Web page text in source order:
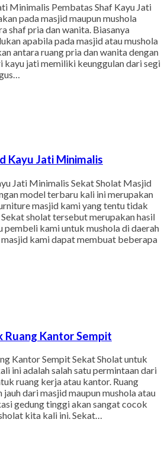
Minimalis Pembatas Shaf Kayu Jati
pada masjid maupun mushola
shaf pria dan wanita. Biasanya
apabila pada masjid atau mushola
antara ruang pria dan wanita dengan
kayu jati memiliki keunggulan dari segi
Kayu Jati Minimalis
Jati Minimalis Sekat Sholat Masjid
model terbaru kali ini merupakan
masjid kami yang tentu tidak
Sekat sholat tersebut merupakan hasil
pembeli kami untuk mushola di daerah
kami dapat membuat beberapa
Ruang Kantor Sempit
Kantor Sempit Sekat Sholat untuk
ini adalah salah satu permintaan dari
ruang kerja atau kantor. Ruang
dari masjid maupun mushola atau
gedung tinggi akan sangat cocok
kita kali ini. Sekat…